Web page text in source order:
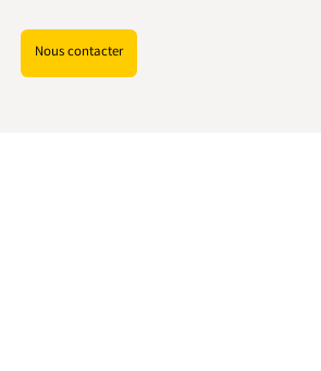
Nous contacter